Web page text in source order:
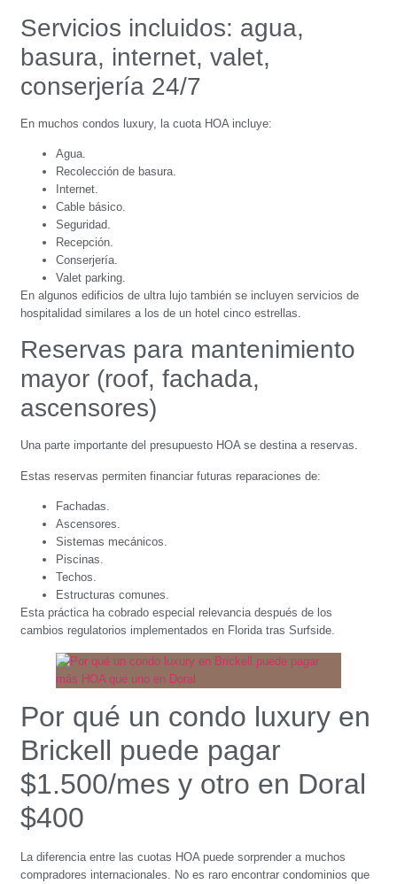
Servicios incluidos: agua,
basura, internet, valet,
conserjería 24/7
En muchos condos luxury, la cuota HOA incluye:
Agua.
Recolección de basura.
Internet.
Cable básico.
Seguridad.
Recepción.
Conserjería.
Valet parking.
En algunos edificios de ultra lujo también se incluyen servicios de
hospitalidad similares a los de un hotel cinco estrellas.
Reservas para mantenimiento
mayor (roof, fachada,
ascensores)
Una parte importante del presupuesto HOA se destina a reservas.
Estas reservas permiten financiar futuras reparaciones de:
Fachadas.
Ascensores.
Sistemas mecánicos.
Piscinas.
Techos.
Estructuras comunes.
Esta práctica ha cobrado especial relevancia después de los
cambios regulatorios implementados en Florida tras Surfside.
Por qué un condo luxury en
Brickell puede pagar
$1.500/mes y otro en Doral
$400
La diferencia entre las cuotas HOA puede sorprender a muchos
compradores internacionales. No es raro encontrar condominios que